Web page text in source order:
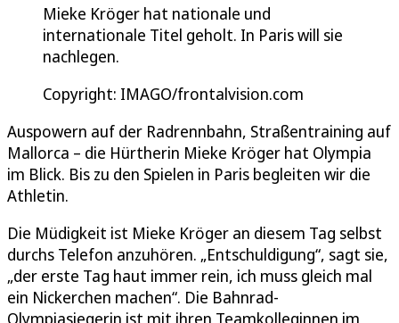
Mieke Kröger hat nationale und
internationale Titel geholt. In Paris will sie
nachlegen.
Copyright: IMAGO/frontalvision.com
Auspowern auf der Radrennbahn, Straßentraining auf
Mallorca – die Hürtherin Mieke Kröger hat Olympia
im Blick. Bis zu den Spielen in Paris begleiten wir die
Athletin.
Die Müdigkeit ist Mieke Kröger an diesem Tag selbst
durchs Telefon anzuhören. „Entschuldigung“, sagt sie,
„der erste Tag haut immer rein, ich muss gleich mal
ein Nickerchen machen“. Die Bahnrad-